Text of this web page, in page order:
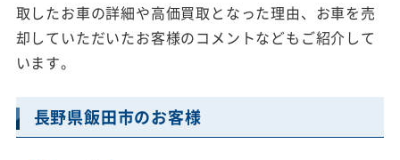
取したお車の詳細や高価買取となった理由、お車を売
却していただいたお客様のコメントなどもご紹介して
います。
長野県飯田市のお客様